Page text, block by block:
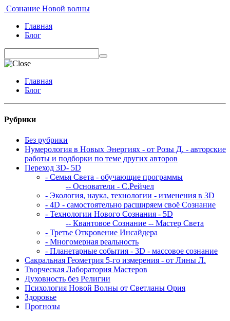
Сознание Новой волны
Главная
Блог
Главная
Блог
Рубрики
Без рубрики
Нумерология в Новых Энергиях - от Розы Д. - авторские
работы и подборки по теме других авторов
Переход 3D- 5D
- Семья Света - обучающие программы
-- Основатели - С.Рейчел
- Экология, наука, технологии - изменения в 3D
- 4D - самостоятельно расширяем своё Сознание
- Технологии Нового Сознания - 5D
-- Квантовое Сознание -- Мастер Света
- Третье Откровение Инсайдера
- Многомерная реальность
- Планетарные события - 3D - массовое сознание
Сакральная Геометрия 5-го измерения - от Лины Л.
Творческая Лаборатория Мастеров
Духовность без Религии
Психология Новой Волны от Светланы Ория
Здоровье
Прогнозы